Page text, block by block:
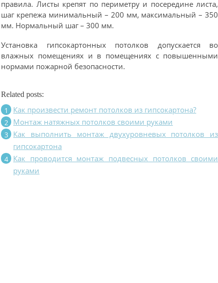
правила. Листы крепят по периметру и посередине листа,
шаг крепежа минимальный – 200 мм, максимальный – 350
мм. Нормальный шаг – 300 мм.
Установка гипсокартонных потолков допускается во
влажных помещениях и в помещениях с повышенными
нормами пожарной безопасности.
Related posts:
Как произвести ремонт потолков из гипсокартона?
Монтаж натяжных потолков своими руками
Как выполнить монтаж двухуровневых потолков из
гипсокартона
Как проводится монтаж подвесных потолков своими
руками